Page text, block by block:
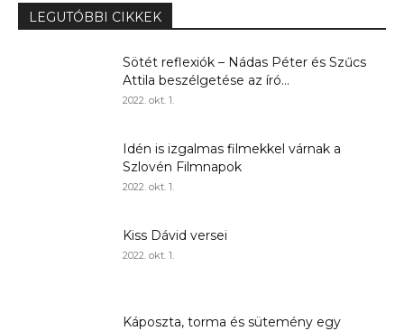
LEGUTÓBBI CIKKEK
Sötét reflexiók – Nádas Péter és Szűcs
Attila beszélgetése az író...
2022. okt. 1.
Idén is izgalmas filmekkel várnak a
Szlovén Filmnapok
2022. okt. 1.
Kiss Dávid versei
2022. okt. 1.
Káposzta, torma és sütemény egy